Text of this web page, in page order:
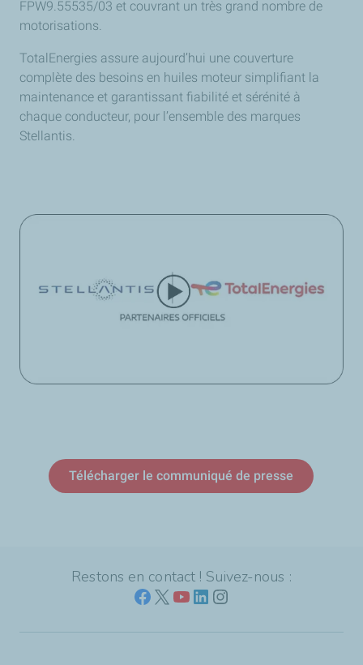
FPW9.55535/03 et couvrant un très grand nombre de
motorisations.
TotalEnergies assure aujourd’hui une couverture
complète des besoins en huiles moteur simplifiant la
maintenance et garantissant fiabilité et sérénité à
chaque conducteur, pour l’ensemble des marques
Stellantis.
Télécharger le communiqué de presse
Restons en contact ! Suivez-nous :